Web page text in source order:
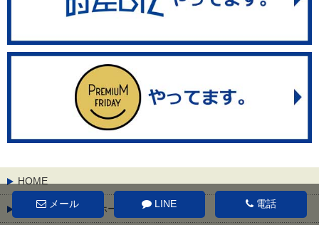
HOME
リフォーム工事のホーミング
メール LINE 電話